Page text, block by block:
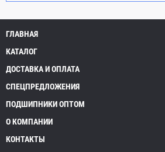
ГЛАВНАЯ
КАТАЛОГ
ДОСТАВКА И ОПЛАТА
СПЕЦПРЕДЛОЖЕНИЯ
ПОДШИПНИКИ ОПТОМ
О КОМПАНИИ
КОНТАКТЫ